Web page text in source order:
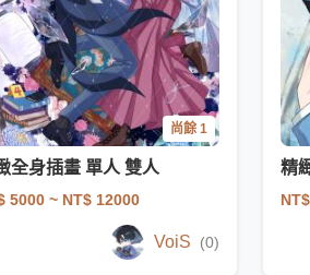
尚餘 1
全身插畫 單人 雙人
5000 ~ NT$ 12000
VoiS (0)
精